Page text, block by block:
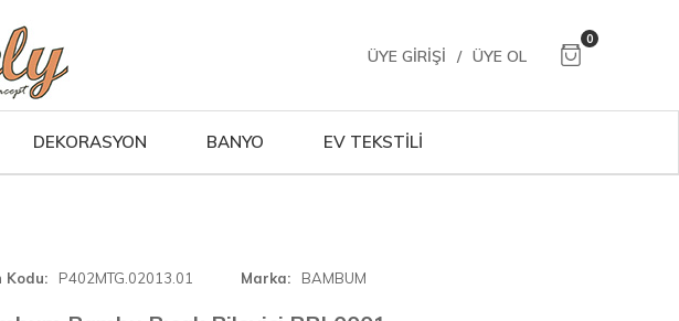
ÜYE GIRIŞI / ÜYE OL
0
DEKORASYON BANYO EV TEKSTİLİ
Kodu P402MTG.02013.01 Marka BAMBUM